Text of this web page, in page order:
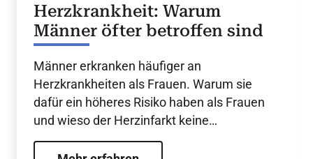
Herzkrankheit: Warum
Männer öfter betroffen sind
Männer erkranken häufiger an
Herzkrankheiten als Frauen. Warum sie
dafür ein höheres Risiko haben als Frauen
und wieso der Herzinfarkt keine
Männersache ist.